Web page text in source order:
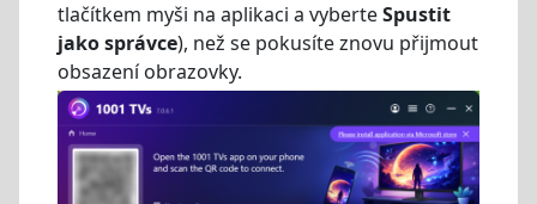
tlačítkem myši na aplikaci a vyberteSpustit
jako správce), než se pokusíte znovu přijmout
obsazení obrazovky.